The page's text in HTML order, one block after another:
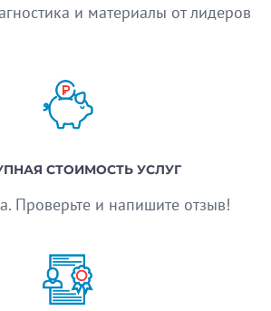
и материалы от лидеров
СТОИМОСТЬ УСЛУГ
Проверьте и напишите отзыв!